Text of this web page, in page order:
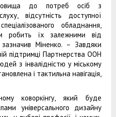
до потреб осіб з
відсутність доступної
обладнання,
робить їх залежними від
Міненко. – Завдяки
підтримці Партнерства ООН
з інвалідністю у міському
і тактильна навігація,
коворкінгу, який буде
універсального дизайну